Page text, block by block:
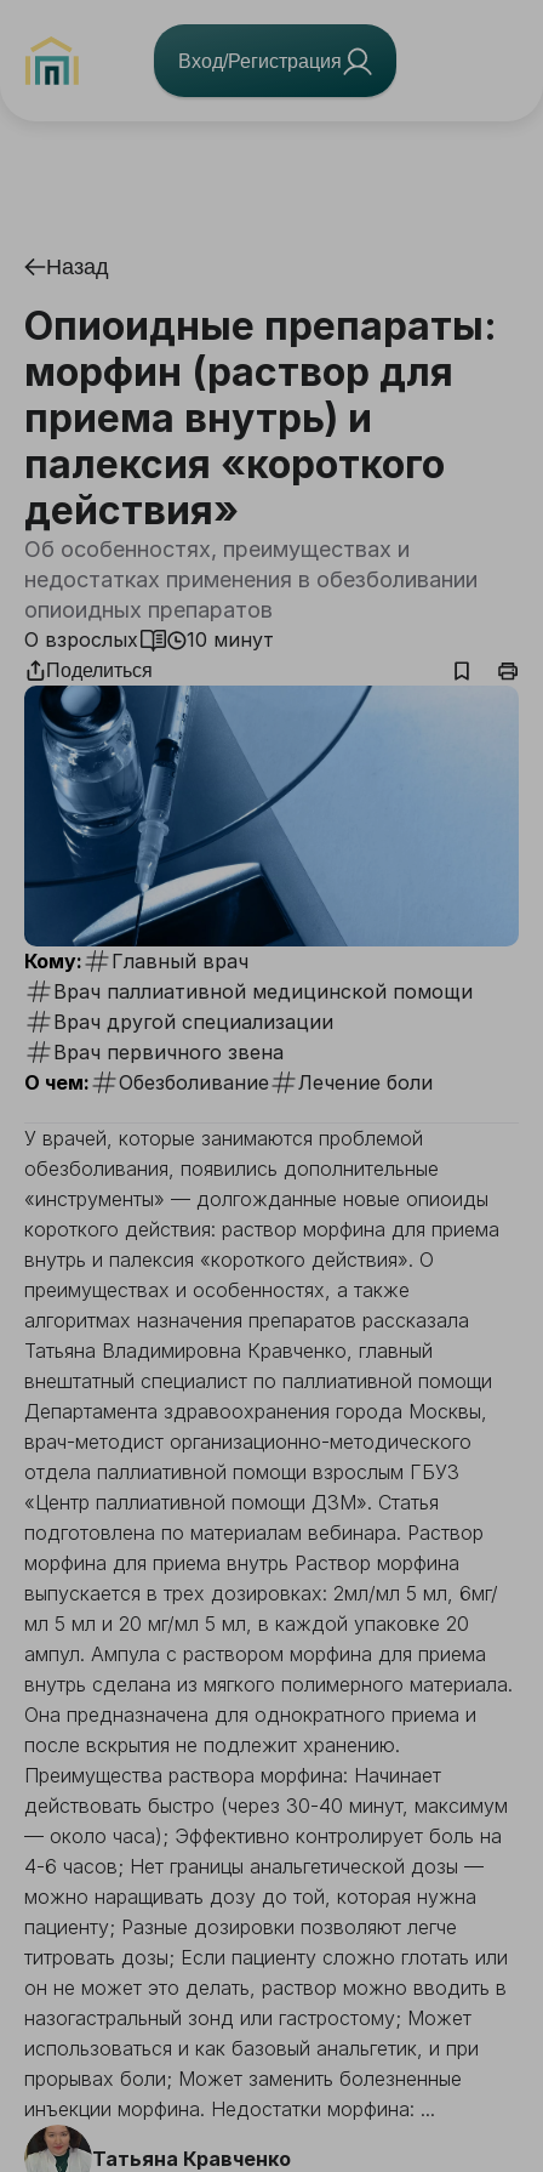
Вход/Регистрация
Назад
Опиоидные препараты:
морфин (раствор для
приема внутрь) и
палексия «короткого
действия»
Об особенностях, преимуществах и
недостатках применения в обезболивании
опиоидных препаратов
О взрослых 10 минут
Поделиться
Кому:
Главный врач
Врач паллиативной медицинской помощи
Врач другой специализации
Врач первичного звена
О чем:
Обезболивание Лечение боли
У врачей, которые занимаются проблемой
обезболивания, появились дополнительные
«инструменты» — долгожданные новые опиоиды
короткого действия: раствор морфина для приема
внутрь и палексия «короткого действия». О
преимуществах и особенностях, а также
алгоритмах назначения препаратов рассказала
Татьяна Владимировна Кравченко, главный
внештатный специалист по паллиативной помощи
Департамента здравоохранения города Москвы,
врач-методист организационно-методического
отдела паллиативной помощи взрослым ГБУЗ
«Центр паллиативной помощи ДЗМ». Статья
подготовлена по материалам вебинара. Раствор
морфина для приема внутрь Раствор морфина
выпускается в трех дозировках: 2мл/мл 5 мл, 6мг/
мл 5 мл и 20 мг/мл 5 мл, в каждой упаковке 20
ампул. Ампула с раствором морфина для приема
внутрь сделана из мягкого полимерного материала.
Она предназначена для однократного приема и
после вскрытия не подлежит хранению.
Преимущества раствора морфина: Начинает
действовать быстро (через 30-40 минут, максимум
— около часа); Эффективно контролирует боль на
4-6 часов; Нет границы анальгетической дозы —
можно наращивать дозу до той, которая нужна
пациенту; Разные дозировки позволяют легче
титровать дозы; Если пациенту сложно глотать или
он не может это делать, раствор можно вводить в
назогастральный зонд или гастростому; Может
использоваться и как базовый анальгетик, и при
прорывах боли; Может заменить болезненные
инъекции морфина. Недостатки морфина: ...
Татьяна Кравченко